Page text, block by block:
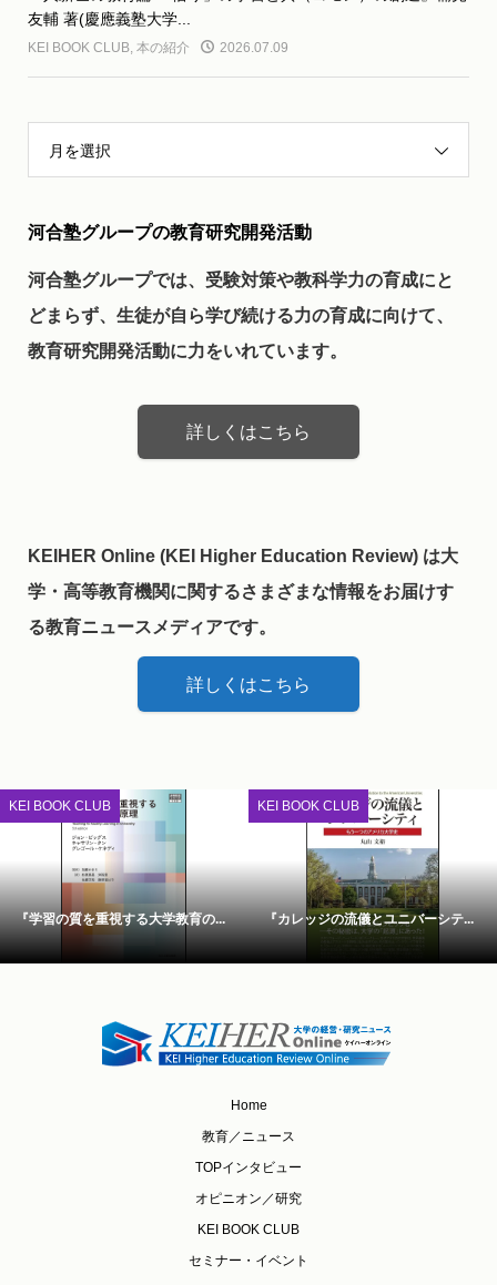
友輔 著(慶應義塾大学...
KEI BOOK CLUB, 本の紹介 2026.07.09
月を選択
河合塾グループの教育研究開発活動
河合塾グループでは、受験対策や教科学力の育成にと
どまらず、生徒が自ら学び続ける力の育成に向けて、
教育研究開発活動に力をいれています。
詳しくはこちら
KEIHER Online (KEI Higher Education Review) は大
学・高等教育機関に関するさまざまな情報をお届けす
る教育ニュースメディアです。
詳しくはこちら
KEI BOOK CLUB
『学習の質を重視する大学教育の...
KEI BOOK CLUB
『カレッジの流儀とユニバーシテ...
Home
教育／ニュース
TOPインタビュー
オピニオン／研究
KEI BOOK CLUB
セミナー・イベント